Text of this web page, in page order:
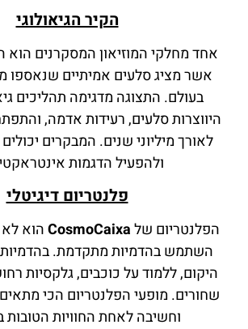
הקיר הגיאולוגי
אחד מחלקי המוזיאון המסקרנים הוא
אשר מציג סלעים אמיתיים שנאספו
בעולם. התצוגה מדגימה תהליכים
היווצרות סלעים, רעידות אדמה,
לאורך מיליוני שנים. המבקרים
ולהפעיל הדגמות
פלנטריום דיגיטלי
הפלנטריום שלCosmoCaixaהוא
השתמש בהדמיות מתקדמת.
היקום, ללמוד על כוכבים, גלקסיות
שחורים. מופעי הפלנטריום הכי
וחשיבה לאחת החוויות הטובות